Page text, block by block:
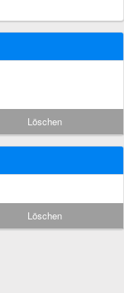
Löschen
Löschen